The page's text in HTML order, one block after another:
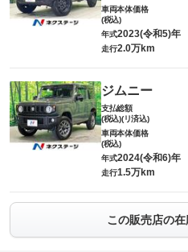
車両本体価格
(税込)
年式2023(令和5)年
走行2.0万km
ジムニー
支払総額
(税込)(リ済込)
車両本体価格
(税込)
年式2024(令和6)年
走行1.5万km
この販売店の